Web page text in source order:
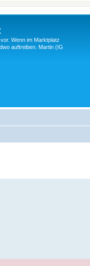
Wenn im Marktplatz
auftreiben. Martin (IG